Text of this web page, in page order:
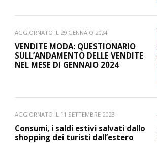
AGGIORNATO IL 29 GENNAIO 2024
VENDITE MODA: QUESTIONARIO
SULL’ANDAMENTO DELLE VENDITE
NEL MESE DI GENNAIO 2024
AGGIORNATO IL 11 SETTEMBRE 2023
Consumi, i saldi estivi salvati dallo
shopping dei turisti dall’estero